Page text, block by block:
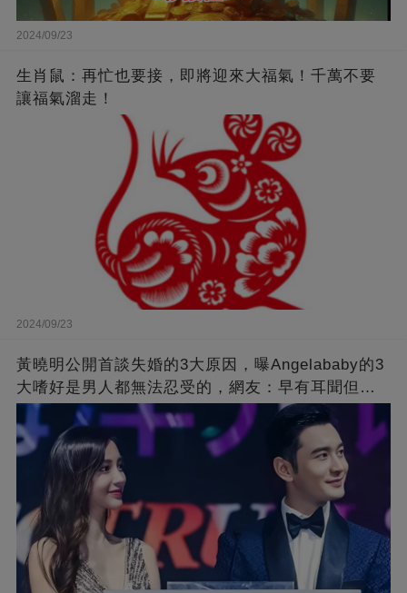
2024/09/23
生肖鼠：再忙也要接，即將迎來大福氣！千萬不要
讓福氣溜走！
2024/09/23
黃曉明公開首談失婚的3大原因，曝Angelababy的3
大嗜好是男人都無法忍受的，網友：早有耳聞但想
不到那麼嚴重！